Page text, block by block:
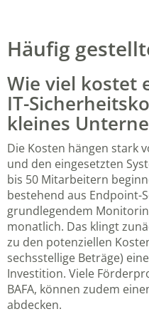
Häufig
Wie viel kostet
IT-
kleines
Die Kosten hängen stark
und den eingesetzten
bis 50 Mitarbeitern
bestehend aus Endpoint-
grundlegendem
monatlich. Das klingt
zu den potenziellen
sechsstellige Beträge)
Investition. Viele
BAFA, können zudem
abdecken.